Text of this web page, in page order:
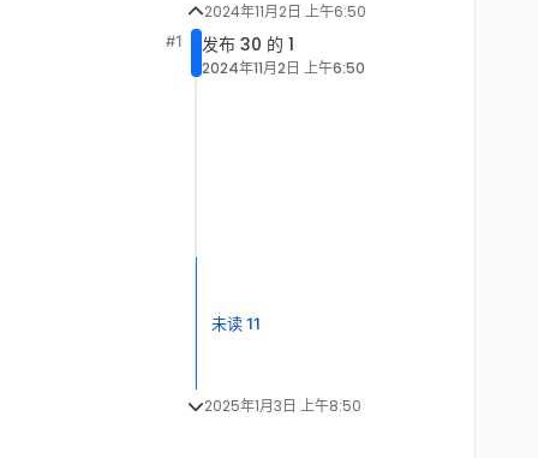
#1
2024年11月2日 上午6:50
发布 30 的 1
2024年11月2日 上午6:50
未读 11
2025年1月3日 上午8:50